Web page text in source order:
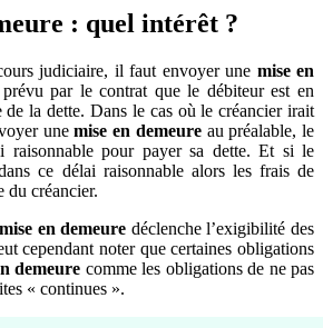
: quel intérêt ?
judiciaire, il faut envoyer une mise en
par le contrat que le débiteur est en
de la dette. Dans le cas où le créancier irait
unemise en demeure au préalable, le
raisonnable pour payer sa dette. Et si le
ce délai raisonnable alors les frais de
du créancier.
mise en demeure déclenche l’exigibilité des
cependant noter que certaines obligations
demeure comme les obligations de ne pas
« continues ».